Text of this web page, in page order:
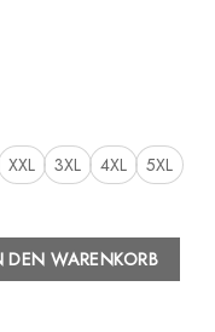
XXL 3XL 4XL 5XL
- Asphalt Society Menge
DEN WARENKORB